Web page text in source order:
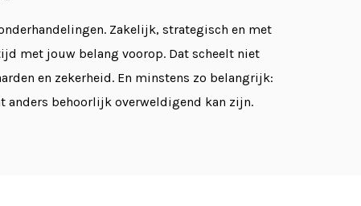
Zakelijk, strategisch en met
met jouw belang voorop. Dat scheelt niet
en zekerheid. En minstens zo belangrijk:
anders behoorlijk overweldigend kan zijn.